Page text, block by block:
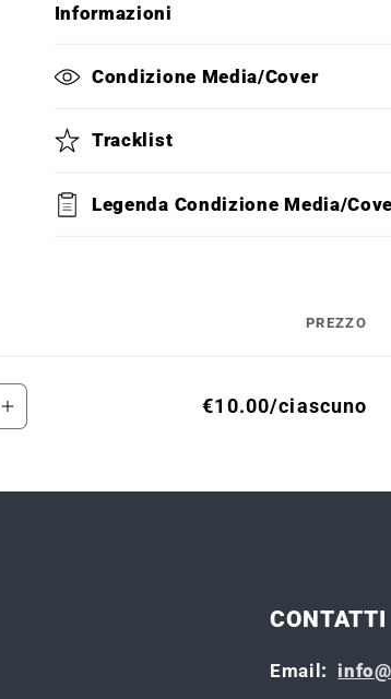
Informazioni
Condizione Media/Cover
Tracklist
Legenda Condizione Media/
PREZZO
Aumenta
Default
€10.00/ciascuno
CONTATTI
Email: